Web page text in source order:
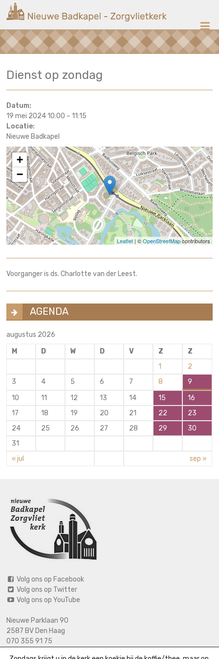
naar
inhoud
Nieuwe
Badkapel
op
Dienst op zondag
Datum:
19 mei 2024 10:00 –11:15
Locatie:
Nieuwe Badkapel
+
−
Leaflet| ©OpenStreetMapcontributors
Voorganger is ds. Charlotte van der Leest.
AGENDA
augustus 2026
M
D W D V Z
Z
1
2
3
4 5 6 7 8
9
10
11 12 13 14 15
16
17
18 19 20 21 22
23
24
25 26 27 28 29
30
31
« jul
sep »
Volg ons op Facebook
Volg ons op Twitter
Volg ons op YouTube
Nieuwe Parklaan 90
2587 BV Den Haag
070 355 91 75
06 2125 2720 (bij calamiteiten)